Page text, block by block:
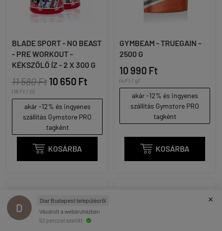
BLADE SPORT - NO BEAST
- PRE WORKOUT -
KÉKSZŐLŐ ÍZ - 2 X 300 G
11 580 Ft 10 650 Ft
(18 Ft / G)
akár -12% és ingyenes
szállítás Gymstore PRO
tagként
 KOSÁRBA
GYMBEAM - TRUEGAIN -
2500 G
10 990 Ft
(4 Ft / g)
akár -12% és ingyenes
szállítás Gymstore PRO
tagként
 KOSÁRBA
×
D
Diar Budapest településről
Vásárolt a webáruházban
52 perccel ezelőtt
